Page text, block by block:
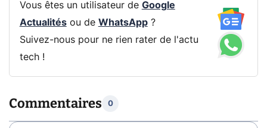
Vous êtes un utilisateur de Google
Actualitésou de WhatsApp?
Suivez-nous pour ne rien rater de l'actu
tech !
Commentaires 0